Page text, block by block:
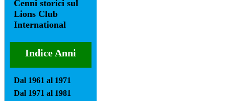
Cenni storici sul
Lions Club
International
Indice Anni
Dal 1961 al 1971
Dal 1971 al 1981